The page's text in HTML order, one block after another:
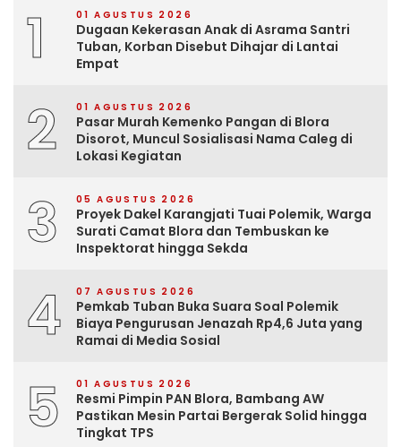
1 01 AGUSTUS 2026
Dugaan Kekerasan Anak di Asrama Santri
Tuban, Korban Disebut Dihajar di Lantai
Empat
2 01 AGUSTUS 2026
Pasar Murah Kemenko Pangan di Blora
Disorot, Muncul Sosialisasi Nama Caleg di
Lokasi Kegiatan
3 05 AGUSTUS 2026
Proyek Dakel Karangjati Tuai Polemik, Warga
Surati Camat Blora dan Tembuskan ke
Inspektorat hingga Sekda
4 07 AGUSTUS 2026
Pemkab Tuban Buka Suara Soal Polemik
Biaya Pengurusan Jenazah Rp4,6 Juta yang
Ramai di Media Sosial
5 01 AGUSTUS 2026
Resmi Pimpin PAN Blora, Bambang AW
Pastikan Mesin Partai Bergerak Solid hingga
Tingkat TPS